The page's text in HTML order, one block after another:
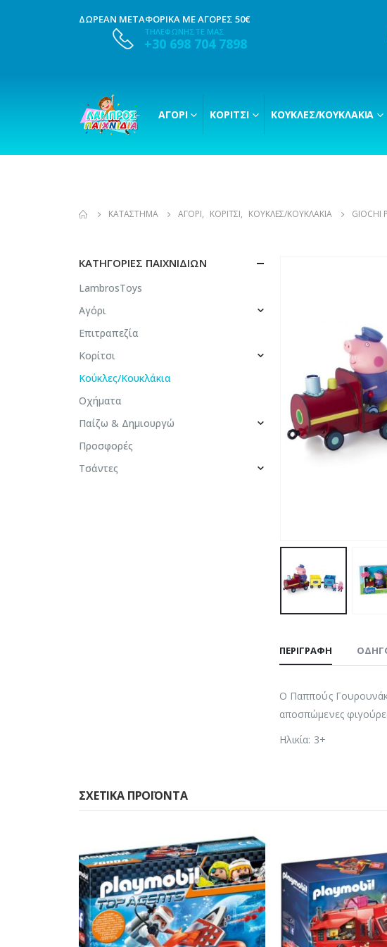
ΔΩΡΕΑΝ ΜΕΤΑΦΟΡΙΚΑ ΜΕ ΑΓΟΡΕΣ 50€
ΤΗΛΕΦΩΝΗΣΤΕ ΜΑΣ
+30 698 704 7898
ΑΓΌΡΙ ΚΟΡΊΤΣΙ ΚΟΎΚΛΕΣ/ΚΟΥΚΛΆΚΙΑ
ΚΑΤΆΣΤΗΜΑ ΑΓΌΡΙ, ΚΟΡΊΤΣΙ, ΚΟΎΚΛΕΣ/ΚΟΥΚΛΆΚΙΑ GIOCHI
ΠΕΡΙΓΡΑΦΉ
Ο Παππούς
αποσπώμενες
Ηλικία: 3+
ΚΑΤΗΓΟΡΊΕΣ ΠΑΙΧΝΙΔΙΏΝ
LambrosToys
Αγόρι
Επιτραπεζία
Κορίτσι
Κούκλες/Κουκλάκια
Οχήματα
Παίζω & Δημιουργώ
Προσφορές
Τσάντες
ΣΧΕΤΙΚΆ ΠΡΟΪΌΝΤΑ